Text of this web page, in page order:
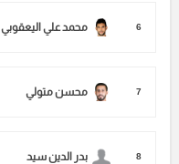
6 محمد علي اليعقوبي
7 محسن متولي
8 بدر الدين سيد